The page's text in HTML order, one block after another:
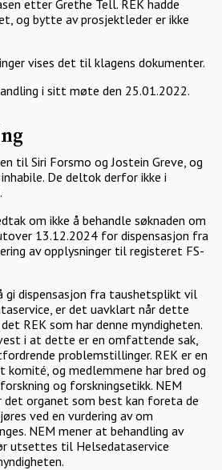
etter Grethe Tell. REK hadde
og bytte av prosjektleder er ikke
vises det til klagens dokumenter.
i sitt møte den 25.01.2022.
til Siri Forsmo og Jostein Greve, og
De deltok derfor ikke i
om ikke å behandle søknaden om
13.12.2024 for dispensasjon fra
av opplysninger til registeret FS-
gi dispensasjon fra taushetsplikt vil
er det uavklart når dette
REK som har denne myndigheten.
i at dette er en omfattende sak,
problemstillinger. REK er en
og medlemmene har bred og
og forskningsetikk. NEM
det organet som best kan foreta de
ved en vurdering av om
NEM mener at behandling av
utsettes til Helsedataservice